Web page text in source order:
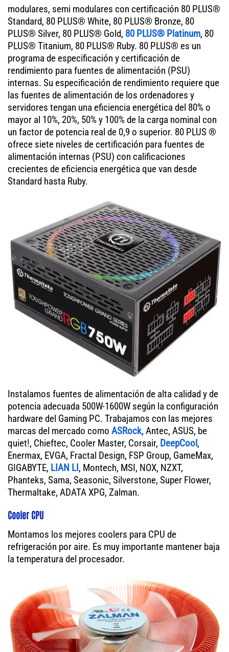
modulares, semi modulares con certificación 80 PLUS®
Standard, 80 PLUS® White, 80 PLUS® Bronze, 80
PLUS® Silver, 80 PLUS® Gold, 80 PLUS® Platinum, 80
PLUS® Titanium, 80 PLUS® Ruby. 80 PLUS® es un
programa de especificación y certificación de
rendimiento para fuentes de alimentación (PSU)
internas. Su especificación de rendimiento requiere que
las fuentes de alimentación de los ordenadores y
servidores tengan una eficiencia energética del 80% o
mayor al 10%, 20%, 50% y 100% de la carga nominal con
un factor de potencia real de 0,9 o superior. 80 PLUS ®
ofrece siete niveles de certificación para fuentes de
alimentación internas (PSU) con calificaciones
crecientes de eficiencia energética que van desde
Standard hasta Ruby.
Instalamos fuentes de alimentación de alta calidad y de
potencia adecuada 500W-1600W según la configuración
hardware del Gaming PC. Trabajamos con las mejores
marcas del mercado como ASRock, Antec, ASUS, be
quiet!, Chieftec, Cooler Master, Corsair, DeepCool,
Enermax, EVGA, Fractal Design, FSP Group, GameMax,
GIGABYTE, LIAN LI, Montech, MSI, NOX, NZXT,
Phanteks, Sama, Seasonic, Silverstone, Super Flower,
Thermaltake, ADATA XPG, Zalman.
Cooler CPU
Montamos los mejores coolers para CPU de
refrigeración por aire. Es muy importante mantener baja
la temperatura del procesador.